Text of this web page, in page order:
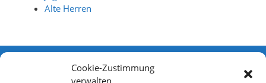
Cookie-Zustimmung
verwalten
Alte Herren